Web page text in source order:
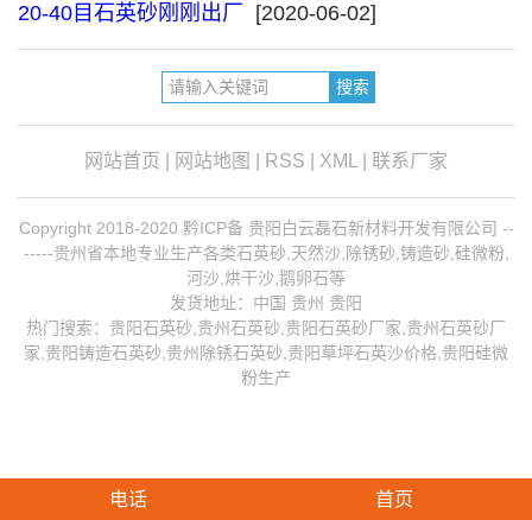
20-40目石英砂刚刚出厂
[2020-06-02]
网站首页 网站地图 RSS XML 联系厂家
Copyright 2018-2020 黔ICP备 贵阳白云磊石新材料开发有限公司 --
-----贵州省本地专业生产各类石英砂,天然沙,除锈砂,铸造砂,硅微粉,
河沙,烘干沙,鹅卵石等
发货地址：中国 贵州 贵阳
热门搜索： 贵阳石英砂 ,贵州石英砂,贵阳石英砂厂家, 贵州石英砂厂
家 贵阳铸造石英砂 贵州除锈石英砂 ,贵阳草坪石英沙价格,贵阳硅微
粉生产
电话 首页